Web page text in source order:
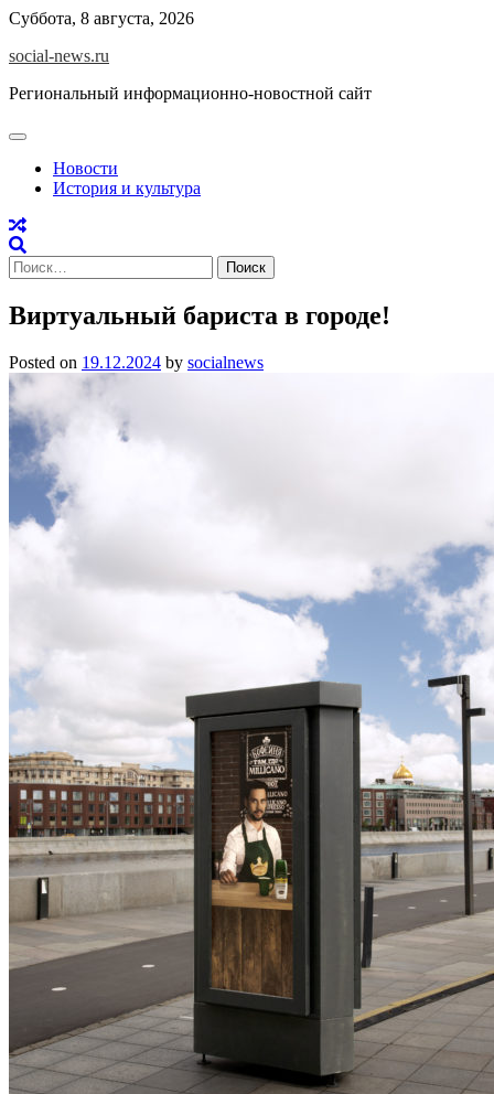
Skip
content
Суббота, 8 августа, 2026
social-news.ru
Региональный информационно-новостной сайт
Новости
История и культура
Найти:
Виртуальный бариста в городе!
Posted on 19.12.2024 by socialnews